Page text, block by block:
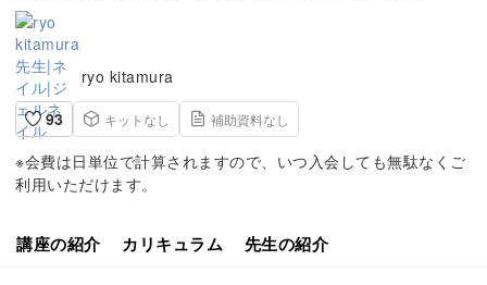
ryo kitamura
93
キットなし 補助資料なし
※会費は日単位で計算されますので、いつ入会しても無駄なくご
利用いただけます。
講座の紹介 カリキュラム 先生の紹介